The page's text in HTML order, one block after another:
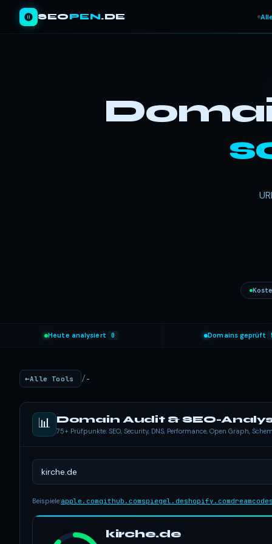
SEOPEN.DE
Heute analysiert 0 Domains geprüft
Alle Tools / -
📊 Domain Audit & SEO-
75+ Prüfpunkte: SEO, Security, DNS, Performance, Open Graph,
Beispiele:apple.comgithub.comspiegel.deshopify.com
kirche.de